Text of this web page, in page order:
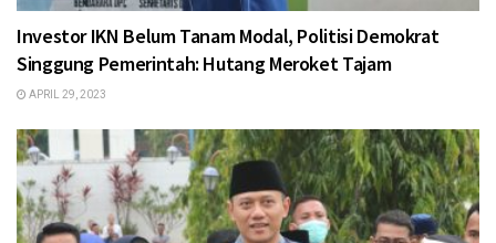
Investor IKN Belum Tanam Modal, Politisi Demokrat
Singgung Pemerintah: Hutang Meroket Tajam
APRIL 29, 2023